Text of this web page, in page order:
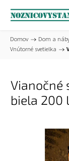
Domov / Dom a
Vnútorné svetielka /
Vianočné
biela 200